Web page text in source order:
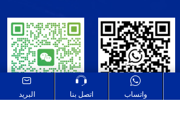
البريد اتصل بنا واتساب